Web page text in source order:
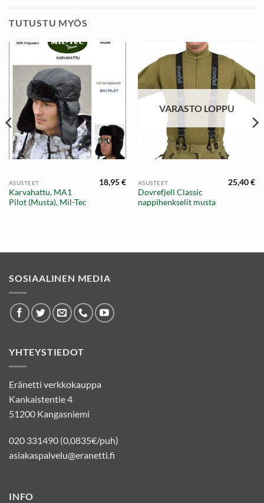
TUTUSTU MYÖS
ASUSTEET
Karvahattu, MA1
Pilot (Musta), Mil-Tec
18,95€
VARASTO LOPPU
ASUSTEET
Dovrefjell Classic
nappihenkselit musta
25,40€
SOSIAALINEN MEDIA
YHTEYSTIEDOT
Eränetti verkkokauppa
Kankaistentie 4
51200 Kangasniemi
020 331490 (0,0835€/puh)
asiakaspalvelu@eranetti.fi
INFO